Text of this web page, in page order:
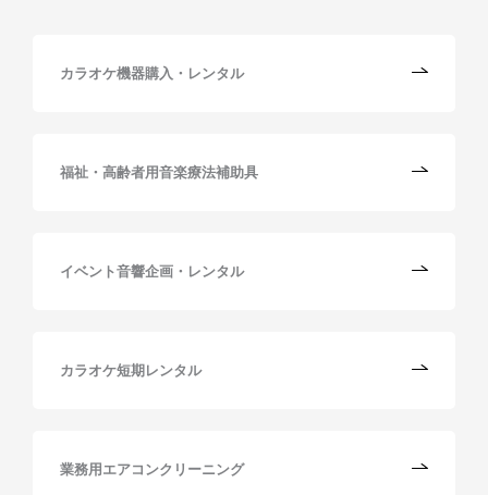
カラオケ機器購入・レンタル
福祉・高齢者用音楽療法補助具
イベント音響企画・レンタル
カラオケ短期レンタル
業務用エアコンクリーニング